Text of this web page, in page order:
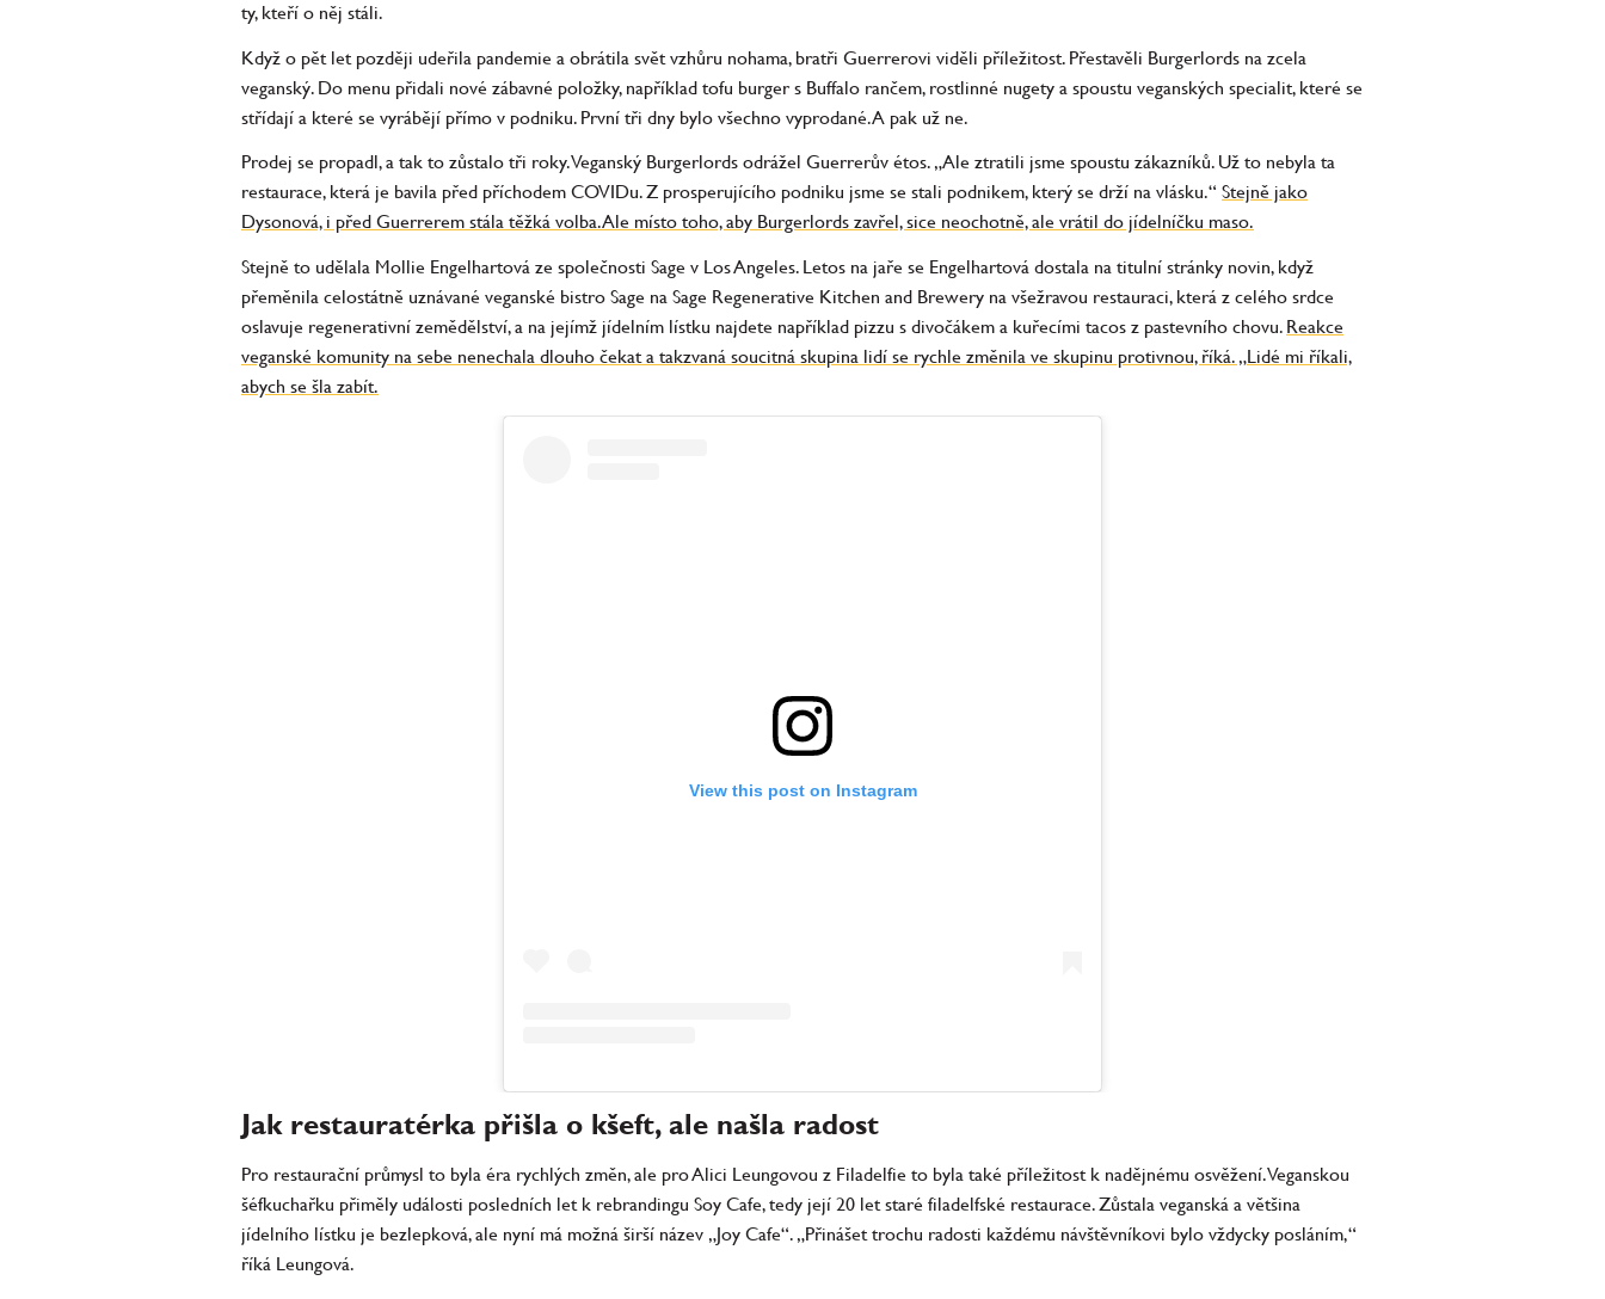
ty, kteří o něj stáli.
Když o pět let později udeřila pandemie a obrátila svět vzhůru nohama, bratři Guerrerovi viděli příležitost. Přestavěli Burgerlords na zcela
veganský. Do menu přidali nové zábavné položky, například tofu burger s Buffalo rančem, rostlinné nugety a spoustu veganských specialit, které se
střídají a které se vyrábějí přímo v podniku. První tři dny bylo všechno vyprodané. A pak už ne.
Prodej se propadl, a tak to zůstalo tři roky. Veganský Burgerlords odrážel Guerrerův étos. „Ale ztratili jsme spoustu zákazníků. Už to nebyla ta
restaurace, která je bavila před příchodem COVIDu. Z prosperujícího podniku jsme se stali podnikem, který se drží na vlásku.“ Stejně jako
Dysonová, i před Guerrerem stála těžká volba. Ale místo toho, aby Burgerlords zavřel, sice neochotně, ale vrátil do jídelníčku maso.
Stejně to udělala Mollie Engelhartová ze společnosti Sage v Los Angeles. Letos na jaře se Engelhartová dostala na titulní stránky novin, když
přeměnila celostátně uznávané veganské bistro Sage na Sage Regenerative Kitchen and Brewery na všežravou restauraci, která z celého srdce
oslavuje regenerativní zemědělství, a na jejímž jídelním lístku najdete například pizzu s divočákem a kuřecími tacos z pastevního chovu. Reakce
veganské komunity na sebe nenechala dlouho čekat a takzvaná soucitná skupina lidí se rychle změnila ve skupinu protivnou, říká. „Lidé mi říkali,
abych se šla zabít.
View this post on Instagram
Jak restauratérka přišla o kšeft, ale našla radost
Pro restaurační průmysl to byla éra rychlých změn, ale pro Alici Leungovou z Filadelfie to byla také příležitost k nadějnému osvěžení. Veganskou
šéfkuchařku přiměly události posledních let k rebrandingu Soy Cafe, tedy její 20 let staré filadelfské restaurace. Zůstala veganská a většina
jídelního lístku je bezlepková, ale nyní má možná širší název „Joy Cafe“. „Přinášet trochu radosti každému návštěvníkovi bylo vždycky posláním,“
říká Leungová.